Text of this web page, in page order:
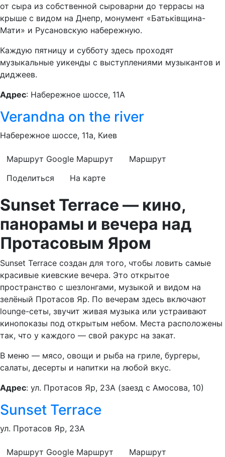
от сыра из собственной сыроварни до террасы на
крыше с видом на Днепр, монумент «Батьківщина-
Мати» и Русановскую набережную.
Каждую пятницу и субботу здесь проходят
музыкальные уикенды с выступлениями музыкантов и
диджеев.
Адрес: Набережное шоссе, 11А
Verandna on the river
Набережное шоссе, 11а, Киев
Маршрут Google Маршрут
Маршрут
Поделиться
На карте
Sunset Terrace — кино,
панорамы и вечера над
Протасовым Яром
Sunset Terrace создан для того, чтобы ловить самые
красивые киевские вечера. Это открытое
пространство с шезлонгами, музыкой и видом на
зелёный Протасов Яр. По вечерам здесь включают
lounge-сеты, звучит живая музыка или устраивают
кинопоказы под открытым небом. Места расположены
так, что у каждого — свой ракурс на закат.
В меню — мясо, овощи и рыба на гриле, бургеры,
салаты, десерты и напитки на любой вкус.
Адрес: ул. Протасов Яр, 23А (заезд с Амосова, 10)
Sunset Terrace
ул. Протасов Яр, 23А
Маршрут Google Маршрут
Маршрут